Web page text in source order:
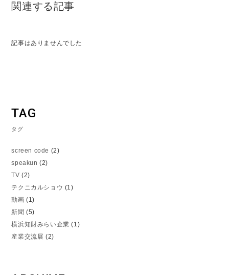
関連する記事
記事はありませんでした
TAG
タグ
screen code (2)
speakun (2)
TV (2)
テクニカルショウ (1)
動画 (1)
新聞 (5)
横浜知財みらい企業 (1)
産業交流展 (2)